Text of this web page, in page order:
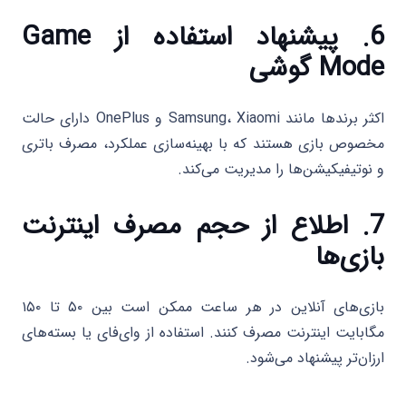
6. پیشنهاد استفاده از Game
Mode گوشی
اکثر برندها مانند Samsung، Xiaomi و OnePlus دارای حالت
مخصوص بازی هستند که با بهینه‌سازی عملکرد، مصرف باتری
و نوتیفیکیشن‌ها را مدیریت می‌کند.
7. اطلاع از حجم مصرف اینترنت
بازی‌ها
بازی‌های آنلاین در هر ساعت ممکن است بین ۵۰ تا ۱۵۰
مگابایت اینترنت مصرف کنند. استفاده از وای‌فای یا بسته‌های
ارزان‌تر پیشنهاد می‌شود.